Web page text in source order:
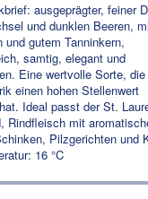
ausgeprägter, feiner
und dunklen Beeren,
und gutem Tanninkern,
samtig, elegant und
Eine wertvolle Sorte,
einen hohen Stellenwert
Ideal passt der St.
Rindfleisch mit
Pilzgerichten und
16 °C